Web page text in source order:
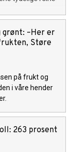
–Her er
Støre
på frukt og
i våre hender
263 prosent